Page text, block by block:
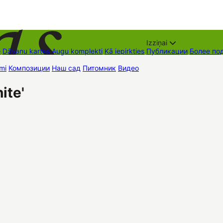
Dāvanu kartes Augu komplekti Kā iepirkties
Izziņai
Публикации Более
Композиции Наш сад Питомник Видео